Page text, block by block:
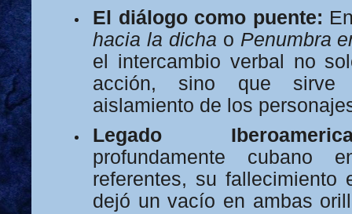
El diálogo como puente:
hacia la dicha o Penumbra
el intercambio verbal no
acción, sino que sirve
aislamiento de los
Legado
profundamente
referentes, su fallecimiento
dejó un vacío en ambas